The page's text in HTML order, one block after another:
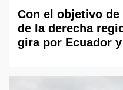
Con el objetivo
de la derecha
gira por Ecuador